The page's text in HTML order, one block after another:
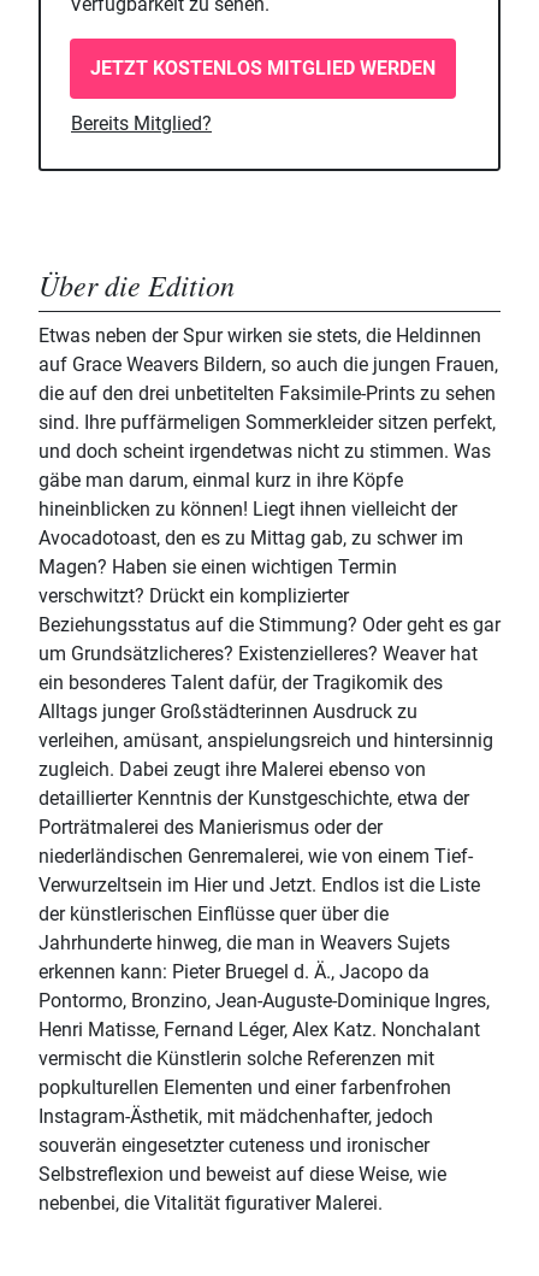
JETZT KOSTENLOS MITGLIED WERDEN
Bereits Mitglied?
Über die Edition
Etwas neben der Spur wirken sie stets, die Heldinnen
auf Grace Weavers Bildern, so auch die jungen Frauen,
die auf den drei unbetitelten Faksimile-Prints zu sehen
sind. Ihre puffärmeligen Sommerkleider sitzen perfekt,
und doch scheint irgendetwas nicht zu stimmen. Was
gäbe man darum, einmal kurz in ihre Köpfe
hineinblicken zu können! Liegt ihnen vielleicht der
Avocadotoast, den es zu Mittag gab, zu schwer im
Magen? Haben sie einen wichtigen Termin
verschwitzt? Drückt ein komplizierter
Beziehungsstatus auf die Stimmung? Oder geht es gar
um Grundsätzlicheres? Existenzielleres? Weaver hat
ein besonderes Talent dafür, der Tragikomik des
Alltags junger Großstädterinnen Ausdruck zu
verleihen, amüsant, anspielungsreich und hintersinnig
zugleich. Dabei zeugt ihre Malerei ebenso von
detaillierter Kenntnis der Kunstgeschichte, etwa der
Porträtmalerei des Manierismus oder der
niederländischen Genremalerei, wie von einem Tief-
Verwurzeltsein im Hier und Jetzt. Endlos ist die Liste
der künstlerischen Einflüsse quer über die
Jahrhunderte hinweg, die man in Weavers Sujets
erkennen kann: Pieter Bruegel d. Ä., Jacopo da
Pontormo, Bronzino, Jean-Auguste-Dominique Ingres,
Henri Matisse, Fernand Léger, Alex Katz. Nonchalant
vermischt die Künstlerin solche Referenzen mit
popkulturellen Elementen und einer farbenfrohen
Instagram-Ästhetik, mit mädchenhafter, jedoch
souverän eingesetzter cuteness und ironischer
Selbstreflexion und beweist auf diese Weise, wie
nebenbei, die Vitalität figurativer Malerei.